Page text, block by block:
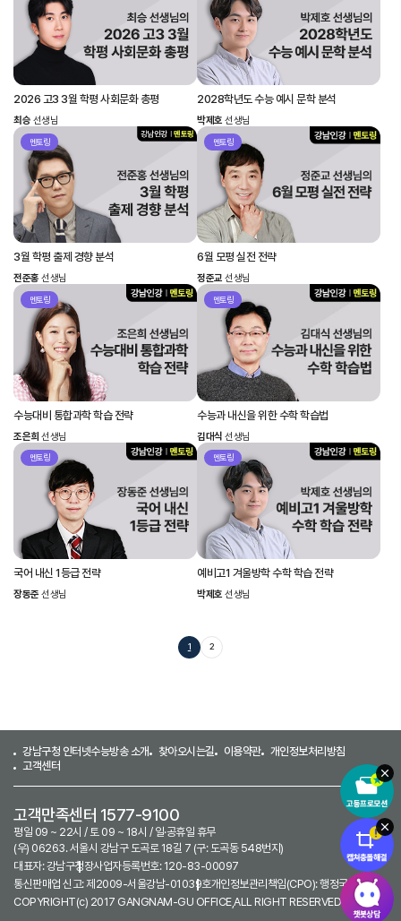
2026 고3 3월 학평 사회문화 총평
최승 선생님
2028학년도 수능 예시 문학 분석
박제호 선생님
멘토링
3월 학평 출제 경향 분석
전준홍 선생님
멘토링
6월 모평 실전 전략
정준교 선생님
멘토링
수능대비 통합과학 학습 전략
조은희 선생님
멘토링
수능과 내신을 위한 수학 학습법
김대식 선생님
멘토링
국어 내신 1등급 전략
장동준선생님
멘토링
예비고1 겨울방학 수학 학습 전략
박제호 선생님
1 2
강남구청 인터넷수능방송 소개 찾아오시는길 이용약관
개인정보처리방침
고객센터
(우) 06263. 서울시 강남구 도곡로 18길 7 (구: 도곡동 548번지)
대표자: 강남구청장사업자등록번호: 120-83-00097
통신판매업 신고: 제2009-서울강남-01039호개인정보관리책임(CPO): 행정국장
COPYRIGHT(c) 2017 GANGNAM-GU OFFICE,ALL RIGHT RESERVED
고객만족센터 1577-9100
평일 09 ~ 22시 / 토 09 ~ 18시 / 일·공휴일 휴무